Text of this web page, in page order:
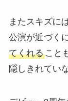
またスキズに
公演が近づく
てくれること
隠しきれてい